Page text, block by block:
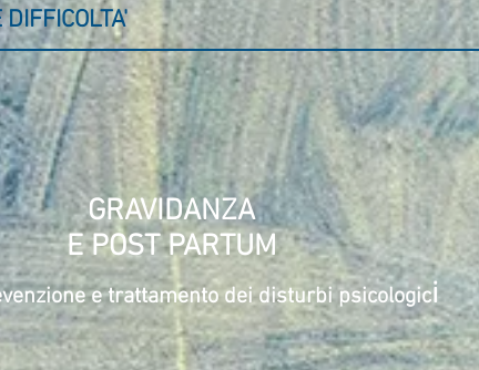
GRAVIDANZA
E POST PARTUM
e trattamento dei disturbi psicologici